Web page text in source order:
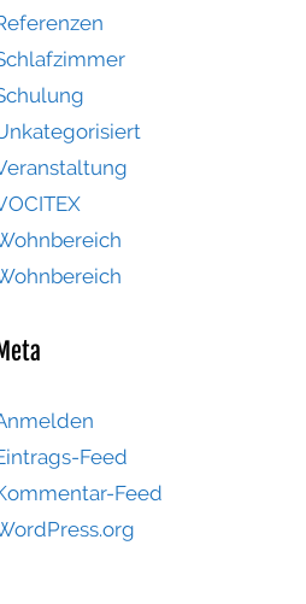
Feed
Feed